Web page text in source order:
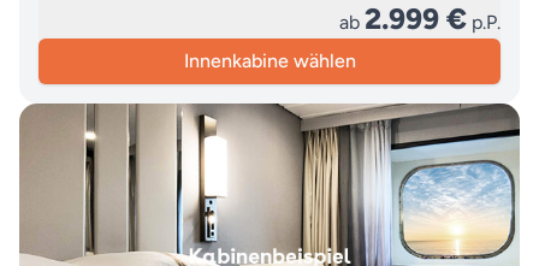
ab 2.999 € p.P.
Innenkabine wählen